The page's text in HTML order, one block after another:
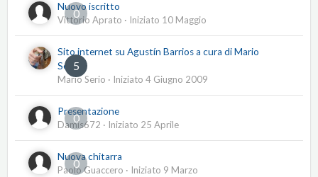
0
Nuovo iscritto
Vittorio Aprato · Iniziato 10 Maggio
5
Sito internet su Agustín Barrios a cura di Mario
Serio
Mario Serio · Iniziato 4 Giugno 2009
0
Presentazione
Damis672 · Iniziato 25 Aprile
0
Nuova chitarra
Paolo Guaccero · Iniziato 9 Marzo